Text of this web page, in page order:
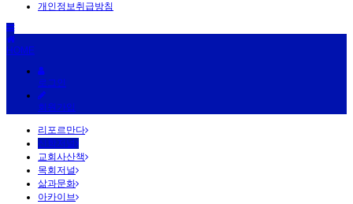
개인정보취급방침
HOME
로그인
회원가입
리포르만다
신학저널
교회사산책
목회저널
삶과문화
아카이브